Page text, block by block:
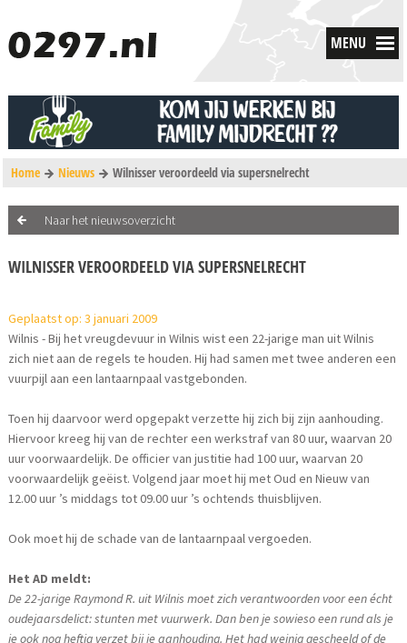
MENU
Home Nieuws Wilnisser veroordeeld via supersnelrecht
Naar het nieuwsoverzicht
WILNISSER VEROORDEELD VIA SUPERSNELRECHT
Geplaatst op: 3 januari 2009
Wilnis - Bij het vreugdevuur in Wilnis wist een 22-jarige man uit Wilnis
zich niet aan de regels te houden. Hij had samen met twee anderen een
vuurpijl aan een lantaarnpaal vastgebonden.
Toen hij daarvoor werd opgepakt verzette hij zich bij zijn aanhouding.
Hiervoor kreeg hij van de rechter een werkstraf van 80 uur, waarvan 20
uur voorwaardelijk. De officier van justitie had 100 uur, waarvan 20
voorwaardelijk geëist. Volgend jaar moet hij met Oud en Nieuw van
12.00 uur ’s middags tot 09.00 uur ’s ochtends thuisblijven.
Ook moet hij de schade van de lantaarnpaal vergoeden.
Het AD meldt:
De 22-jarige Raymond R. uit Wilnis moet zich verantwoorden voor een écht
oudejaarsdelict: stunten met vuurwerk. Dan ben je sowieso een rund als je
je ook nog heftig verzet bij je aanhouding. Het had weinig gescheeld of de